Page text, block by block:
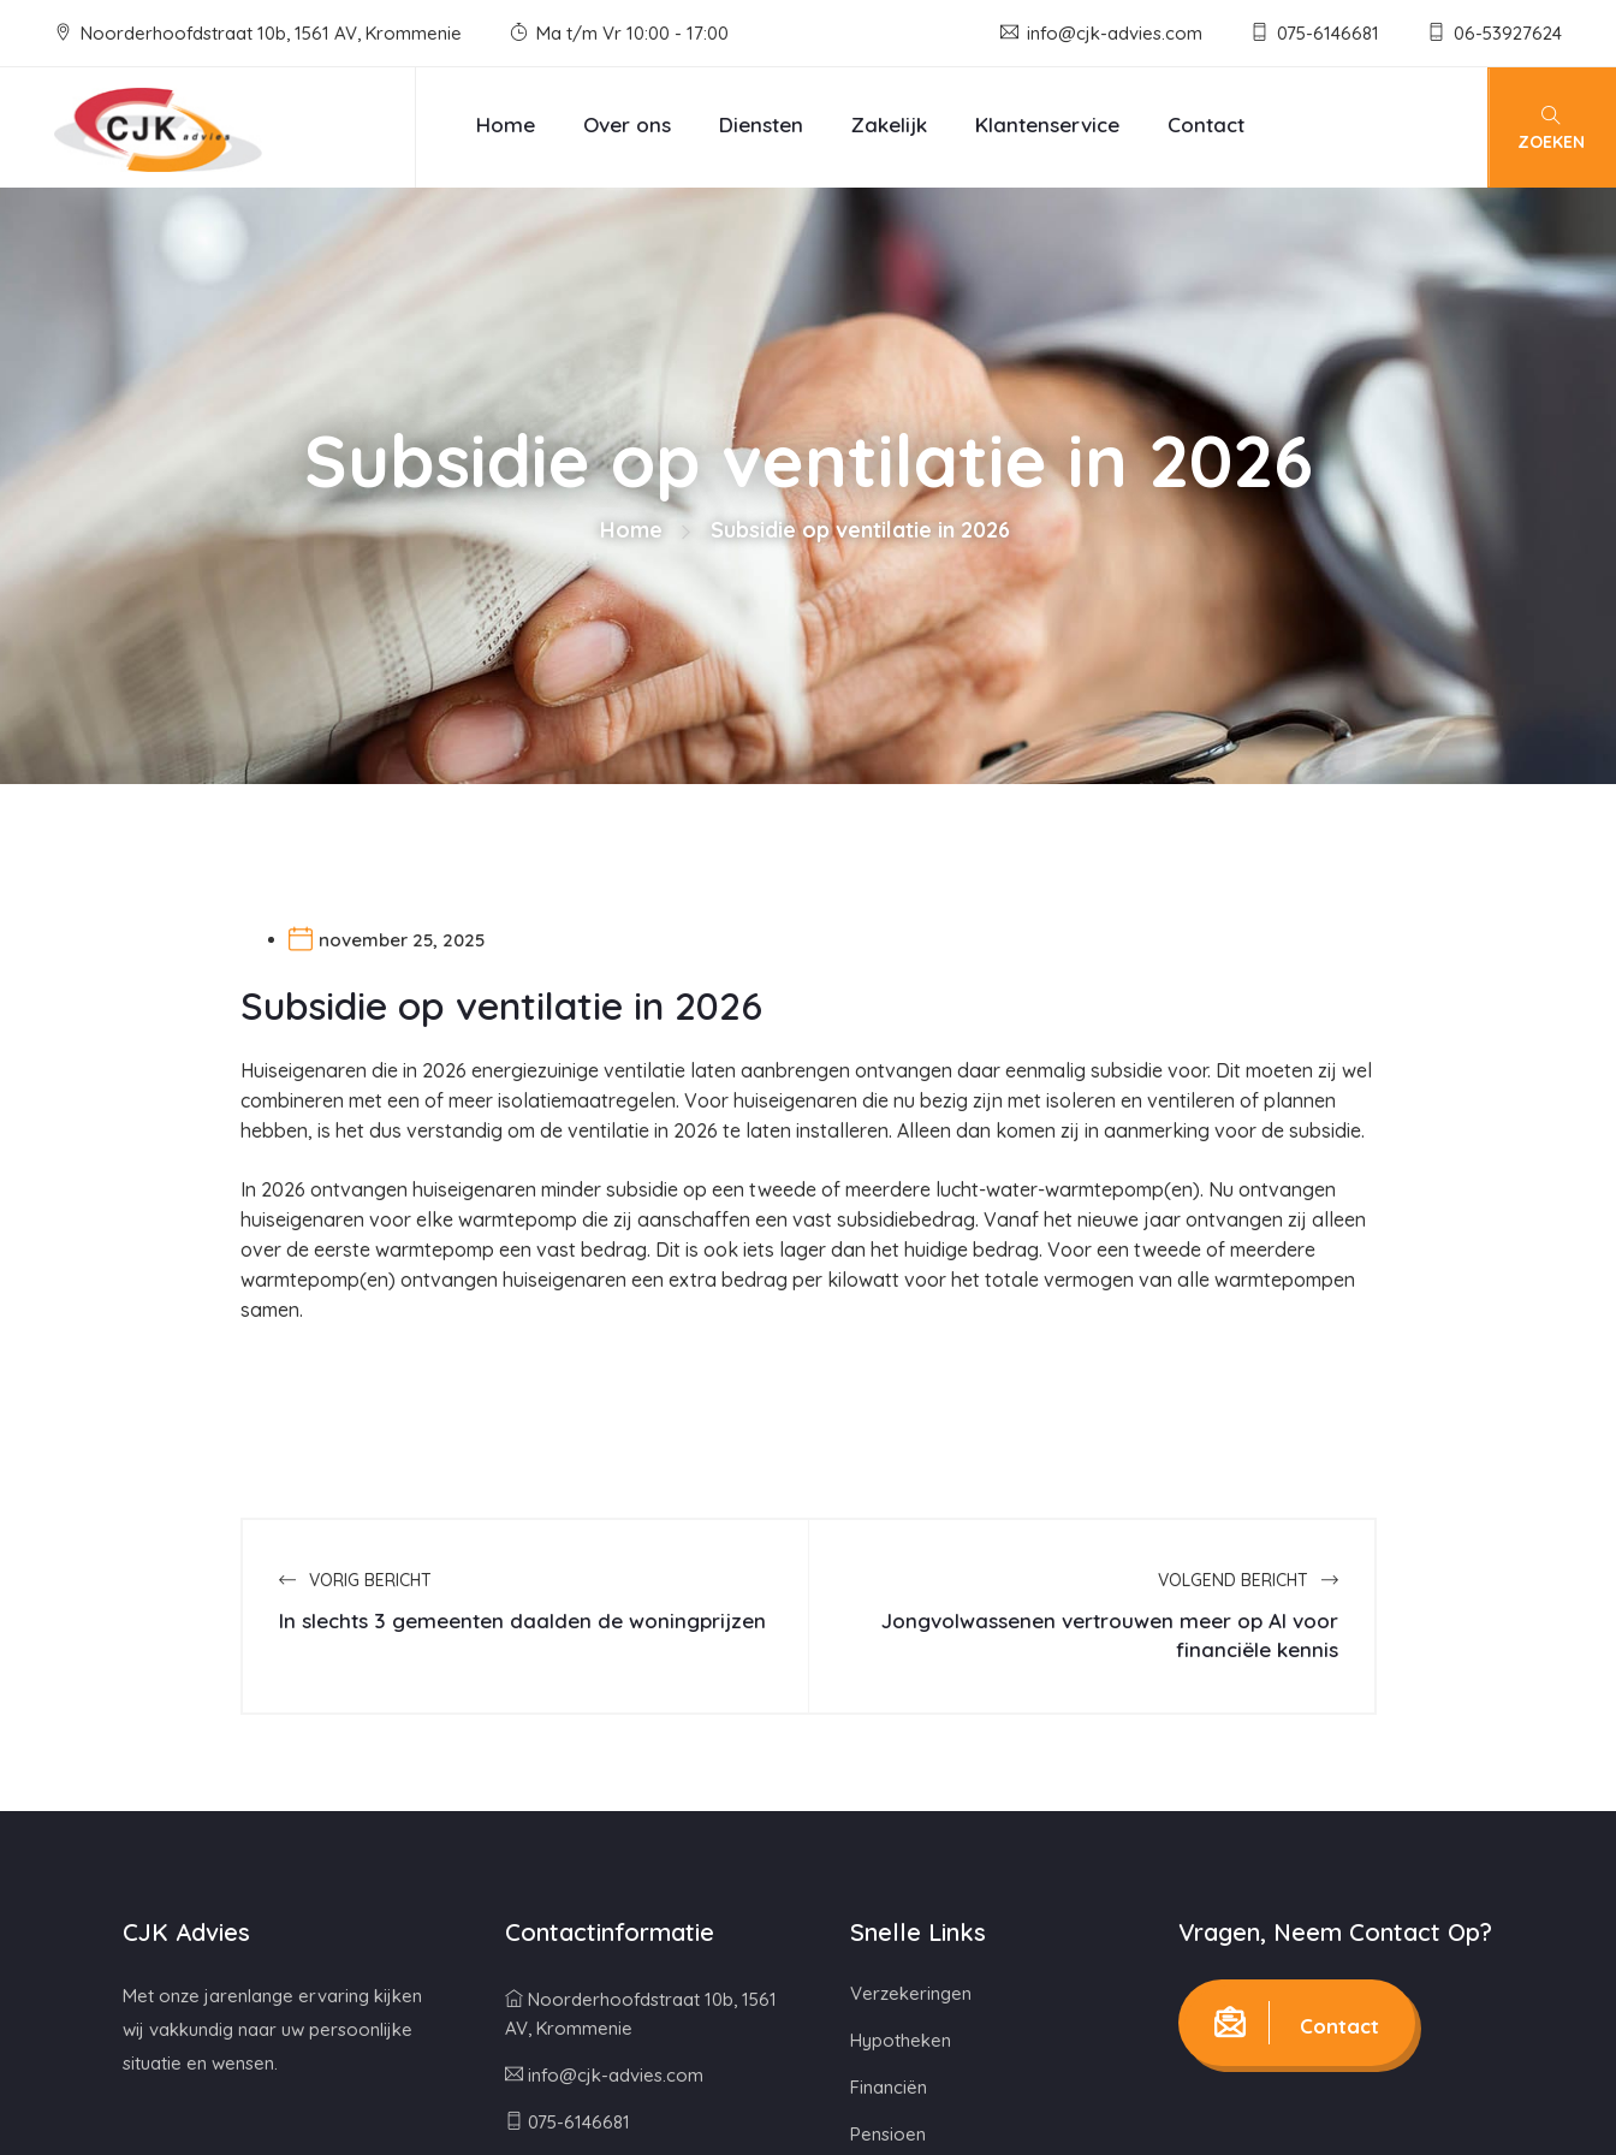
Noorderhoofdstraat 10b, 1561 AV, Krommenie Ma t/m Vr 10:00 - 17:00 info@cjk-advies.com 075-6146681 06-53927624
Home Over ons Diensten Zakelijk Klantenservice Contact
ZOEKEN
Subsidie op ventilatie in 2026
Home Subsidie op ventilatie in 2026
november 25, 2025
Subsidie op ventilatie in 2026
Huiseigenaren die in 2026 energiezuinige ventilatie laten aanbrengen ontvangen daar eenmalig subsidie voor. Dit moeten zij wel
combineren met een of meer isolatiemaatregelen. Voor huiseigenaren die nu bezig zijn met isoleren en ventileren of plannen
hebben, is het dus verstandig om de ventilatie in 2026 te laten installeren. Alleen dan komen zij in aanmerking voor de subsidie.
In 2026 ontvangen huiseigenaren minder subsidie op een tweede of meerdere lucht-water-warmtepomp(en). Nu ontvangen
huiseigenaren voor elke warmtepomp die zij aanschaffen een vast subsidiebedrag. Vanaf het nieuwe jaar ontvangen zij alleen
over de eerste warmtepomp een vast bedrag. Dit is ook iets lager dan het huidige bedrag. Voor een tweede of meerdere
warmtepomp(en) ontvangen huiseigenaren een extra bedrag per kilowatt voor het totale vermogen van alle warmtepompen
samen.
VORIG BERICHT
In slechts 3 gemeenten daalden de woningprijzen
VOLGEND BERICHT
Jongvolwassenen vertrouwen meer op AI voor
financiële kennis
CJK Advies
Met onze jarenlange ervaring kijken
wij vakkundig naar uw persoonlijke
situatie en wensen.
Contactinformatie
Noorderhoofdstraat 10b, 1561
AV, Krommenie
info@cjk-advies.com
075-6146681
Snelle Links
Verzekeringen
Hypotheken
Financiën
Pensioen
Vragen, Neem Contact Op?
Contact